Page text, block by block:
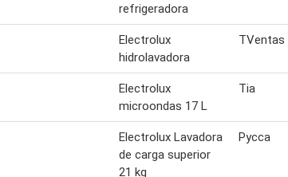
refrigeradora
Electrolux
hidrolavadora
TVentas
Electrolux
microondas 17 L
Tia
Electrolux Lavadora
de carga superior
21 kg
Pycca